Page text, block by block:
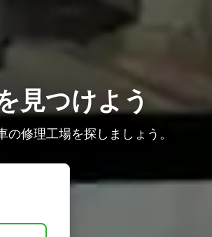
見つけよう
修理工場を探しましょう。